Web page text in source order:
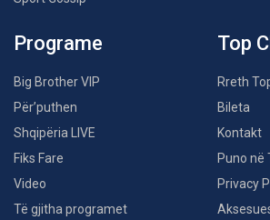
Programe
Big Brother VIP
Për’puthen
Shqipëria LIVE
Fiks Fare
Video
Të gjitha programet
Top
Rreth
Bileta
Kontakt
Puno në
Privacy